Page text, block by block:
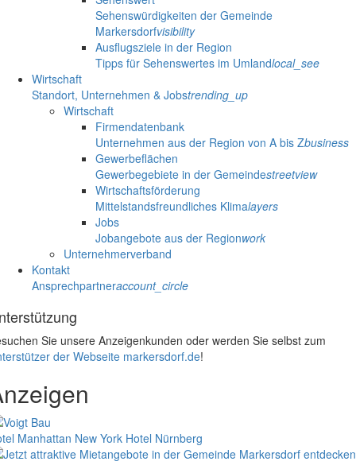
Sehenswürdigkeiten der Gemeinde
Markersdorfvisibility
Ausflugsziele in der Region
Tipps für Sehenswertes im Umlandlocal_see
Wirtschaft
Standort, Unternehmen & Jobstrending_up
Wirtschaft
Firmendatenbank
Unternehmen aus der Region von A bis Zbusiness
Gewerbeflächen
Gewerbegebiete in der Gemeindestreetview
Wirtschaftsförderung
Mittelstandsfreundliches Klimalayers
Jobs
Jobangebote aus der Regionwork
Unternehmerverband
Kontakt
Ansprechpartneraccount_circle
Sie unsere Anzeigenkunden oder werden Sie selbst zum
der Webseite markersdorf.de!
Manhattan New York Hotel Nürnberg